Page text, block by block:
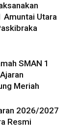
Amuntai Utara
SMAN 1
Meriah
2026/2027
Resmi